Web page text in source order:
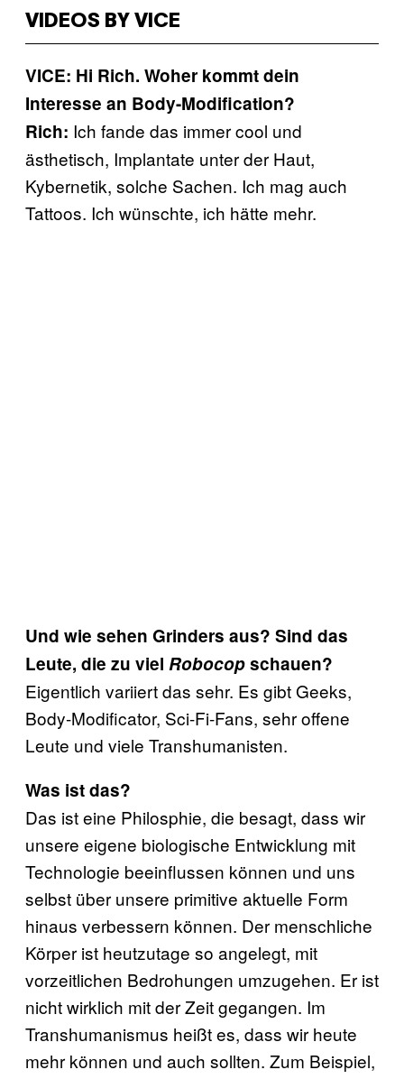
VIDEOS BY VICE
VICE: Hi Rich. Woher kommt dein
Interesse an Body-Modification?
Rich: Ich fande das immer cool und
ästhetisch, Implantate unter der Haut,
Kybernetik, solche Sachen. Ich mag auch
Tattoos. Ich wünschte, ich hätte mehr.
Und wie sehen Grinders aus? Sind das
Leute, die zu viel Robocopschauen?
Eigentlich variiert das sehr. Es gibt Geeks,
Body-Modificator, Sci-Fi-Fans, sehr offene
Leute und viele Transhumanisten.
Was ist das?
Das ist eine Philosphie, die besagt, dass wir
unsere eigene biologische Entwicklung mit
Technologie beeinflussen können und uns
selbst über unsere primitive aktuelle Form
hinaus verbessern können. Der menschliche
Körper ist heutzutage so angelegt, mit
vorzeitlichen Bedrohungen umzugehen. Er ist
nicht wirklich mit der Zeit gegangen. Im
Transhumanismus heißt es, dass wir heute
mehr können und auch sollten. Zum Beispiel,